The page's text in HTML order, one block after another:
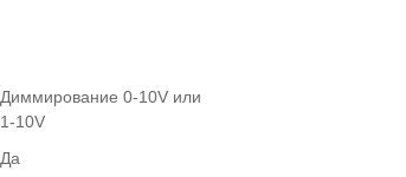
Диммирование 0-10V или
1-10V
Да